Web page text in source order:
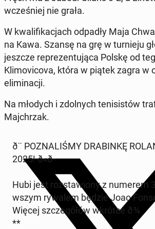
wcześniej nie grała.
W kwal­i­fikac­jach odpadły Maja
na Kawa. Szansę na grę w turnieju
jeszcze reprezen­tu­ją­ca Polskę od
Klimovi­co­va, która w piątek zagra w
elim­i­nacji.
Na młodych i zdol­nych teni­sistów
Ma­jchrzak.
ð¨ POZ­NAL­IŚMY DRA­BINKĘ
2025! ð«ð·
Hubi jest rozstaw­iony z numerem
wszym rywalem będzie Joao Fonseca
Więcej szczegółów wkrótce ð¾
**